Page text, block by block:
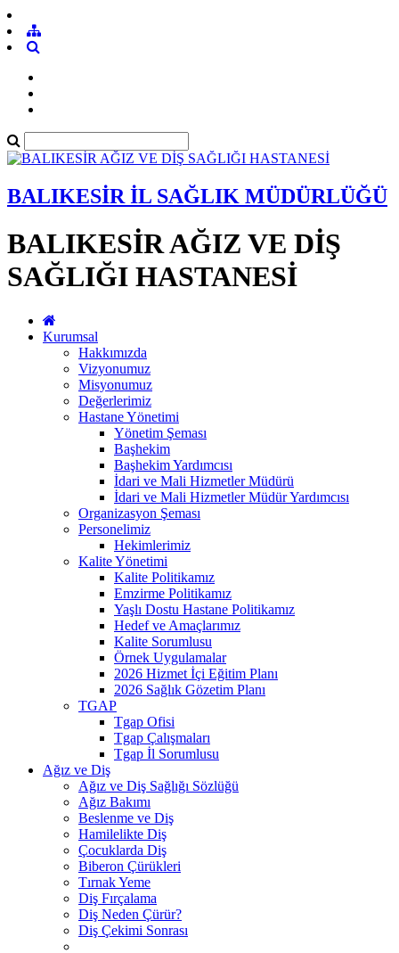
BALIKESİR İL SAĞLIK MÜDÜRLÜĞÜ
BALIKESİR AĞIZ VE DİŞ
SAĞLIĞI HASTANESİ
Kurumsal
Hakkımızda
Vizyonumuz
Misyonumuz
Değerlerimiz
Hastane Yönetimi
Yönetim Şeması
Başhekim
Başhekim Yardımcısı
İdari ve Mali Hizmetler Müdürü
İdari ve Mali Hizmetler Müdür Yardımcısı
Organizasyon Şeması
Personelimiz
Hekimlerimiz
Kalite Yönetimi
Kalite Politikamız
Emzirme Politikamız
Yaşlı Dostu Hastane Politikamız
Hedef ve Amaçlarımız
Kalite Sorumlusu
Örnek Uygulamalar
2026 Hizmet İçi Eğitim Planı
2026 Sağlık Gözetim Planı
TGAP
Tgap Ofisi
Tgap Çalışmaları
Tgap İl Sorumlusu
Ağız ve Diş
Ağız ve Diş Sağlığı Sözlüğü
Ağız Bakımı
Beslenme ve Diş
Hamilelikte Diş
Çocuklarda Diş
Biberon Çürükleri
Tırnak Yeme
Diş Fırçalama
Diş Neden Çürür?
Diş Çekimi Sonrası